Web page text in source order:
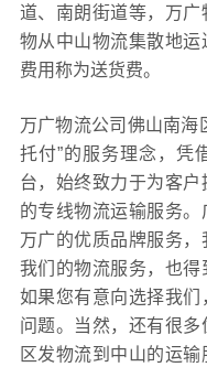
道、南朗街道等，万
物从中山物流集散地
费用称为送货费。
万广物流公司佛山南海
托付”的服务理念，凭
台，始终致力于为客
的专线物流运输服务
万广的优质品牌服务
我们的物流服务，也得
如果您有意向选择我
问题。当然，还有很多
区发物流到中山的运